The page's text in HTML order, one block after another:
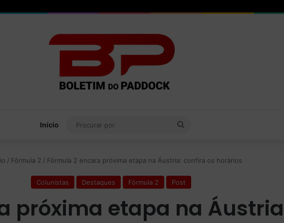
Início
/ Fórmula 2 / Fórmula 2 encara próxima etapa na Áustria: confira os horários
Colunistas Destaques Fórmula 2 Post
próxima etapa na